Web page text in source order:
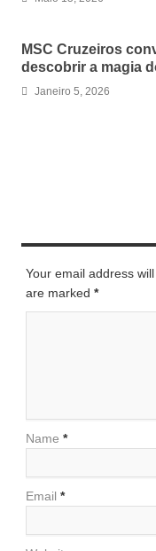
MSC Cruzeiros
descobrir a magia
Janeiro 5, 2026
Your email address
are marked *
Name *
Email *